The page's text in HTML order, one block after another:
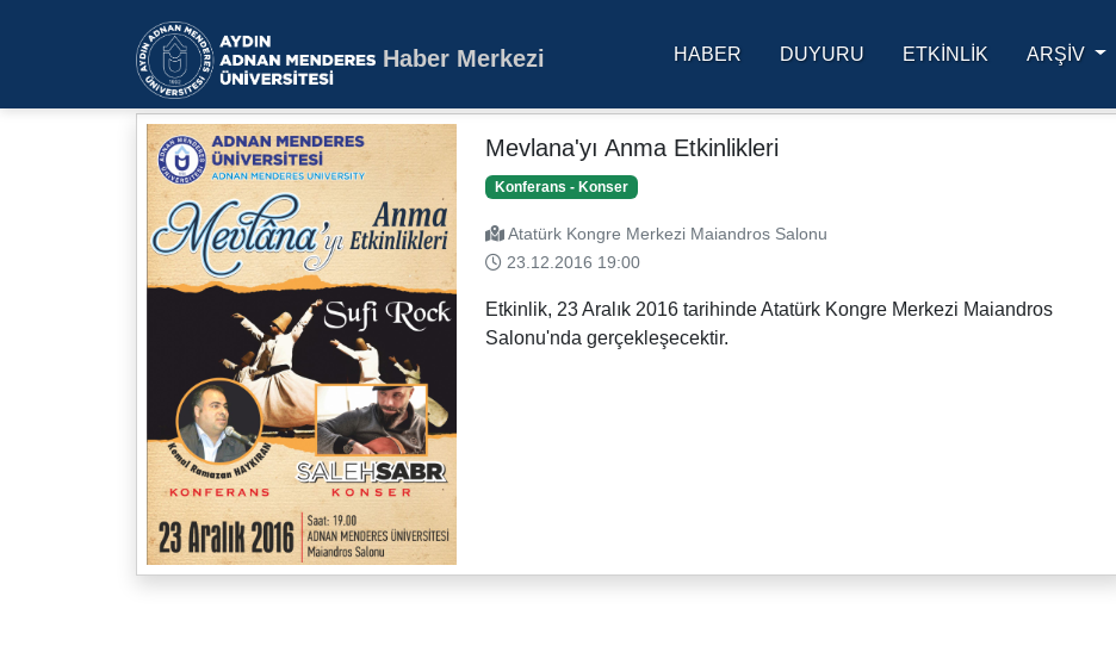
Aydın Adnan Menderes Üniversitesi Ana Sayfa
Haber Merkezi HABER DUYURU ETKINLIK ARŞİV
Mevlana'yı Anma Etkinlikleri
Konferans - Konser
Atatürk Kongre Merkezi Maiandros Salonu
23.12.2016 19:00
Etkinlik, 23 Aralık 2016 tarihinde Atatürk Kongre Merkezi Maiandros
Salonu'nda gerçekleşecektir.